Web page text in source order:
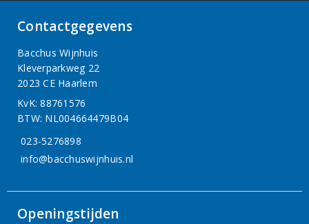
Contactgegevens
Bacchus Wijnhuis
Kleverparkweg 22
2023 CE Haarlem
KvK: 88761576
BTW: NL004664479B04
023-5276898
info@bacchuswijnhuis.nl
Openingstijden